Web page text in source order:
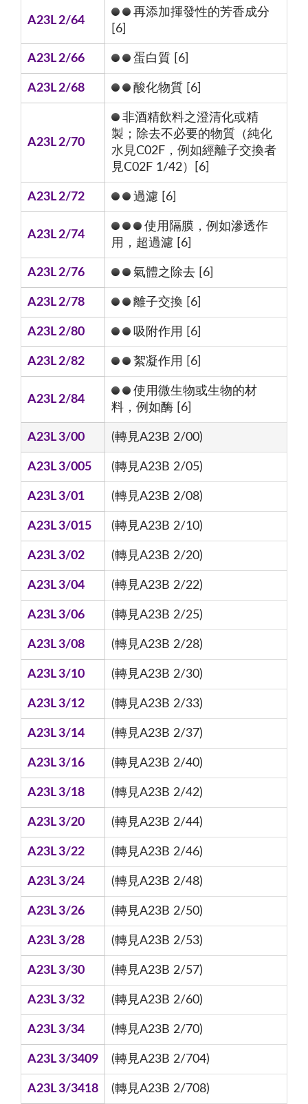
A23L 2/64
再添加揮發性的芳香成分
[6]
A23L 2/66 蛋白質 [6]
A23L 2/68 酸化物質 [6]
A23L 2/70
非酒精飲料之澄清化或精
製；除去不必要的物質（純化
水見C02F，例如經離子交換者
見C02F 1/42）[6]
A23L 2/72 過濾 [6]
A23L 2/74
使用隔膜，例如滲透作
用，超過濾 [6]
A23L 2/76 氣體之除去 [6]
A23L 2/78 離子交換 [6]
A23L 2/80 吸附作用 [6]
A23L 2/82 絮凝作用 [6]
A23L 2/84
使用微生物或生物的材
料，例如酶 [6]
A23L 3/00 (轉見A23B 2/00)
A23L 3/005 (轉見A23B 2/05)
A23L 3/01 (轉見A23B 2/08)
A23L 3/015 (轉見A23B 2/10)
A23L 3/02 (轉見A23B 2/20)
A23L 3/04 (轉見A23B 2/22)
A23L 3/06 (轉見A23B 2/25)
A23L 3/08 (轉見A23B 2/28)
A23L 3/10 (轉見A23B 2/30)
A23L 3/12 (轉見A23B 2/33)
A23L 3/14 (轉見A23B 2/37)
A23L 3/16 (轉見A23B 2/40)
A23L 3/18 (轉見A23B 2/42)
A23L 3/20 (轉見A23B 2/44)
A23L 3/22 (轉見A23B 2/46)
A23L 3/24 (轉見A23B 2/48)
A23L 3/26 (轉見A23B 2/50)
A23L 3/28 (轉見A23B 2/53)
A23L 3/30 (轉見A23B 2/57)
A23L 3/32 (轉見A23B 2/60)
A23L 3/34 (轉見A23B 2/70)
A23L 3/3409 (轉見A23B 2/704)
A23L 3/3418 (轉見A23B 2/708)